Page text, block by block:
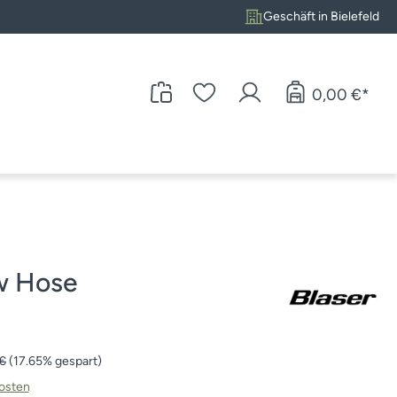
Geschäft in Bielefeld
0,00 €*
Hose
Preis:
(17.65% gespart)